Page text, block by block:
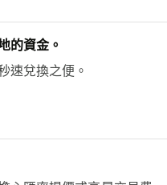
的資金。
速兌換之便。